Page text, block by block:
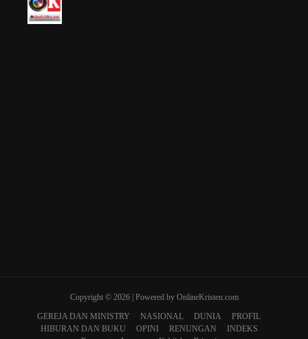
Copyright © 2026 | Powered by OnlineKristen.com
GEREJA DAN MINISTRY
NASIONAL DUNIA
PROFIL
HIBURAN DAN BUKU
OPINI RENUNGAN
INDEKS